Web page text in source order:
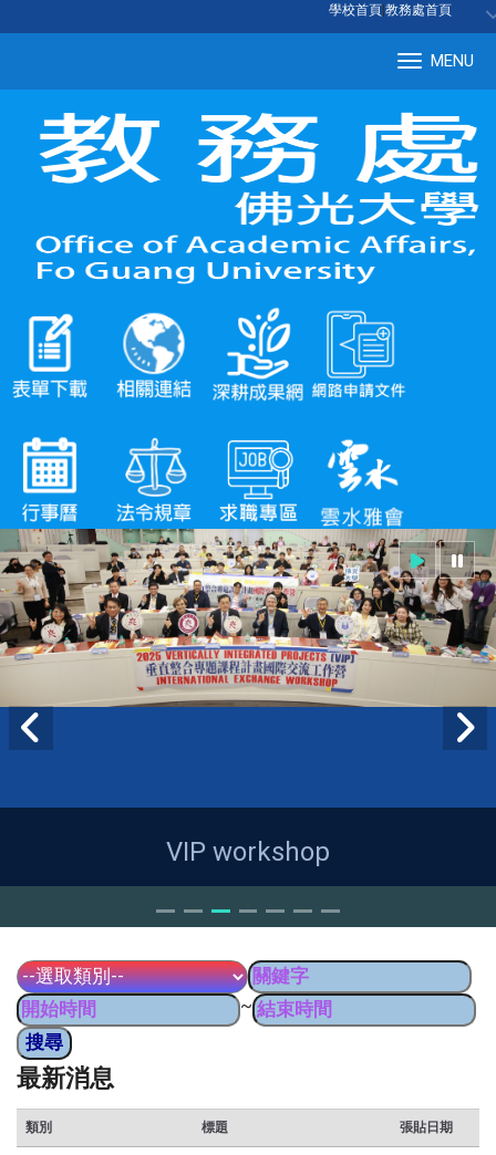
學校首頁 教務處首頁
MENU
VIP workshop
~
最新消息
類別 標題 張貼日期